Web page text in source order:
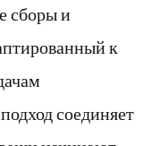
сборы и
к
соединяет